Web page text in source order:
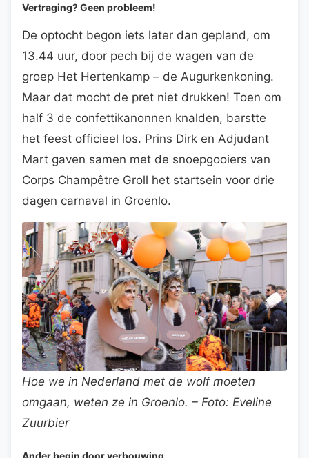
Vertraging? Geen probleem!
De optocht begon iets later dan gepland, om
13.44 uur, door pech bij de wagen van de
groep Het Hertenkamp – de Augurkenkoning.
Maar dat mocht de pret niet drukken! Toen om
half 3 de confettikanonnen knalden, barstte
het feest officieel los. Prins Dirk en Adjudant
Mart gaven samen met de snoepgooiers van
Corps Champêtre Groll het startsein voor drie
dagen carnaval in Groenlo.
Hoe we in Nederland met de wolf moeten
omgaan, weten ze in Groenlo. – Foto: Eveline
Zuurbier
Ander begin door verbouwing